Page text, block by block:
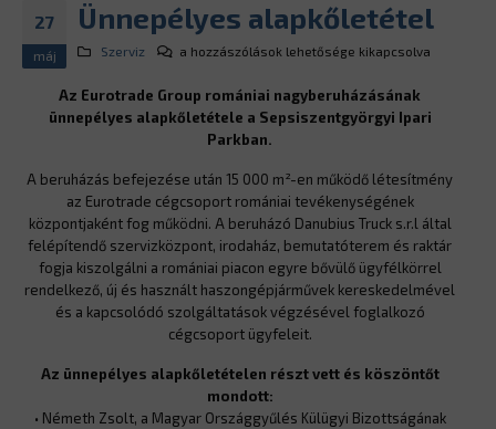
27
máj
Ünnepélyes alapkőletétel
Szerviz
Ünnepélyes
bejegyzéshez
a hozzászólások lehetősége kikapcsolva
Az Eurotrade Group romániai nagyberuházásának
ünnepélyes alapkőletétele a Sepsiszentgyörgyi Ipari
Parkban.
A beruházás befejezése után 15 000 m²-en működő létesítmény
az Eurotrade cégcsoport romániai tevékenységének
központjaként fog működni. A beruházó Danubius Truck s.r.l által
felépítendő szervizközpont, irodaház, bemutatóterem és raktár
fogja kiszolgálni a romániai piacon egyre bővülő ügyfélkörrel
rendelkező, új és használt haszongépjárművek kereskedelmével
és a kapcsolódó szolgáltatások végzésével foglalkozó
cégcsoport ügyfeleit.
Az ünnepélyes alapkőletételen részt vett és köszöntőt
mondott:
• Németh Zsolt, a Magyar Országgyűlés Külügyi Bizottságának